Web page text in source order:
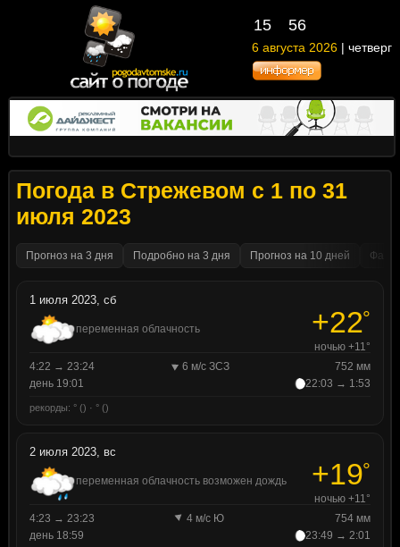
15 56
6 августа 2026 | четверг
Погода в Стрежевом с 1 по 31
июля 2023
Прогноз на 3 дня Подробно на 3 дня Прогноз на 10 дней
1 июля 2023, сб
переменная облачность +22°
ночью +11°
4:22 → 23:24
6 м/с ЗСЗ
752 мм
день 19:01
22:03 → 1:53
рекорды: ° () · ° ()
2 июля 2023, вс
переменная облачность возможен дождь +19°
ночью +11°
4:23 → 23:23
4 м/с Ю
754 мм
день 18:59
23:49 → 2:01